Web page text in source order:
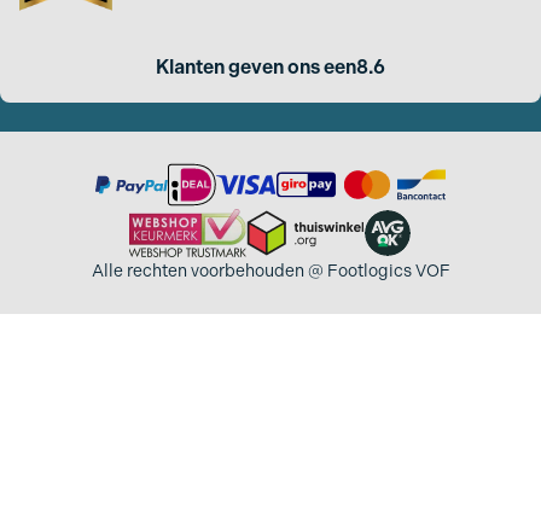
Klanten geven ons een8.6
Alle rechten voorbehouden @ Footlogics VOF